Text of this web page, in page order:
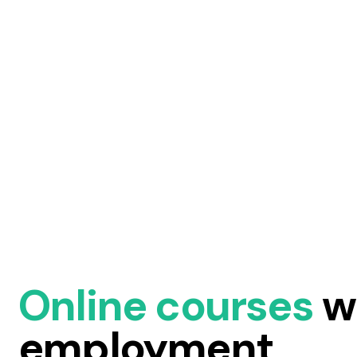
Online courses